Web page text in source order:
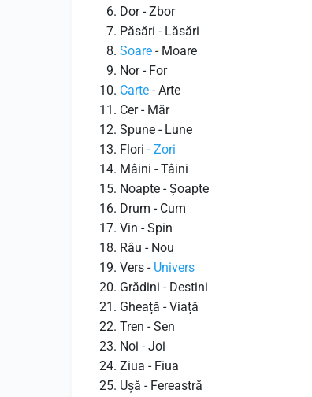
Dor - Zbor
Păsări - Lăsări
Soare - Moare
Nor - For
Carte - Arte
Cer - Măr
Spune - Lune
Flori -Zori
Mâini - Tâini
Noapte - Şoapte
Drum - Cum
Vin - Spin
Râu - Nou
Vers - Univers
Grădini - Destini
Gheață - Viață
Tren - Sen
Noi - Joi
Ziua - Fiua
Ușă - Fereastră